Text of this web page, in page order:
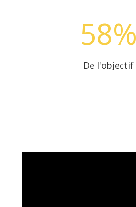
58%
De l'objectif